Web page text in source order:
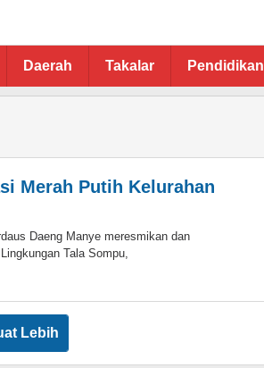
Daerah Takalar Pendidikan
Merah Putih Kelurahan
Daeng Manye meresmikan dan
Tala Sompu,
Lebih